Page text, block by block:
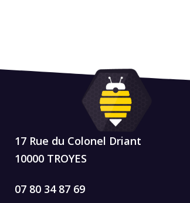
17 Rue du Colonel Driant
10000 TROYES
07 80 34 87 69